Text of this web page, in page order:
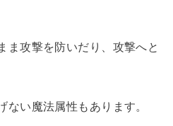
ま攻撃を防いだり、攻撃へと
ない魔法属性もあります。